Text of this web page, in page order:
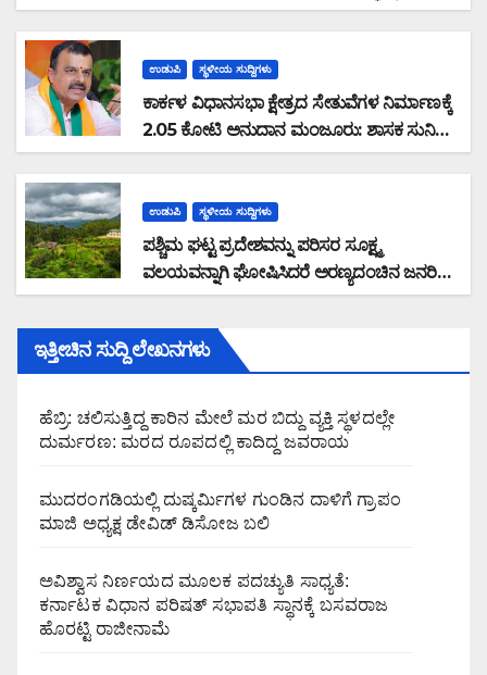
ಬಸವರಾಜ ಹೊರಟ್ಟಿ ರಾಜೀನಾಮೆ
ಉಡುಪಿ ಸ್ಥಳೀಯ ಸುದ್ದಿಗಳು
ಕಾರ್ಕಳ ವಿಧಾನಸಭಾ ಕ್ಷೇತ್ರದ ಸೇತುವೆಗಳ ನಿರ್ಮಾಣಕ್ಕೆ
2.05 ಕೋಟಿ ಅನುದಾನ ಮಂಜೂರು: ಶಾಸಕ ಸುನಿಲ್
ಕುಮಾರ್ ಮಾಹಿತಿ
ಉಡುಪಿ ಸ್ಥಳೀಯ ಸುದ್ದಿಗಳು
ಪಶ್ಚಿಮ ಘಟ್ಟ ಪ್ರದೇಶವನ್ನು ಪರಿಸರ ಸೂಕ್ಷ್ಮ
ವಲಯವನ್ನಾಗಿ ಘೋಷಿಸಿದರೆ ಅರಣ್ಯದಂಚಿನ ಜನರಿಗೆ
ಸಮಸ್ಯೆ: ರಾಜ್ಯ ಸರ್ಕಾರವು ಭೌತಿಕ ಸಮೀಕ್ಷೆ ನಡೆಸಿ
ಜನವಸತಿ ಪ್ರದೇಶ ವಿರಹಿತಗೊಳಿಸಿ ಜನರ
ಆತಂಕವನ್ನು ನಿವಾರಿಸಬೇಕು : ಮಲೆಕುಡಿಯ ಸಂಘದ
ಜಿಲ್ಲಾಧ್ಯಕ್ಷ ಗಂಗಾಧರ ಗೌಡ ಆಗ್ರಹ
ಇತ್ತೀಚಿನ ಸುದ್ದಿ ಲೇಖನಗಳು
ಹೆಬ್ರಿ: ಚಲಿಸುತ್ತಿದ್ದ ಕಾರಿನ ಮೇಲೆ ಮರ ಬಿದ್ದು ವ್ಯಕ್ತಿ ಸ್ಥಳದಲ್ಲೇ
ದುರ್ಮರಣ: ಮರದ ರೂಪದಲ್ಲಿ ಕಾದಿದ್ದ ಜವರಾಯ
ಮುದರಂಗಡಿಯಲ್ಲಿ ದುಷ್ಕರ್ಮಿಗಳ ಗುಂಡಿನ ದಾಳಿಗೆ ಗ್ರಾಪಂ
ಮಾಜಿ ಅಧ್ಯಕ್ಷ ಡೇವಿಡ್ ಡಿಸೋಜ ಬಲಿ
ಅವಿಶ್ವಾಸ ನಿರ್ಣಯದ ಮೂಲಕ ಪದಚ್ಯುತಿ ಸಾಧ್ಯತೆ:
ಕರ್ನಾಟಕ ವಿಧಾನ ಪರಿಷತ್ ಸಭಾಪತಿ ಸ್ಥಾನಕ್ಕೆ ಬಸವರಾಜ
ಹೊರಟ್ಟಿ ರಾಜೀನಾಮೆ